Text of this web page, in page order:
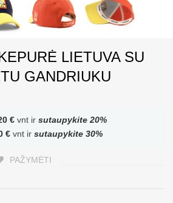
LIETUVA SU
GANDRIUKU
€ vnt ir sutaupykite 20%
€ vnt ir sutaupykite 30%
PAŽYMĖTI